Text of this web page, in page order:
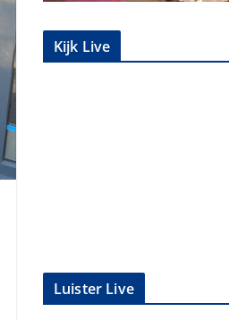
Kijk Live
Luister Live